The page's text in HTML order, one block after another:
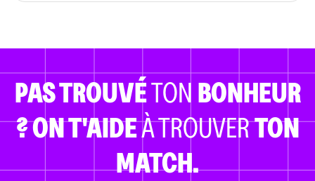
PAS TROUVÉTON BONHEUR
?ON T'AIDEÀ TROUVERTON
MATCH.